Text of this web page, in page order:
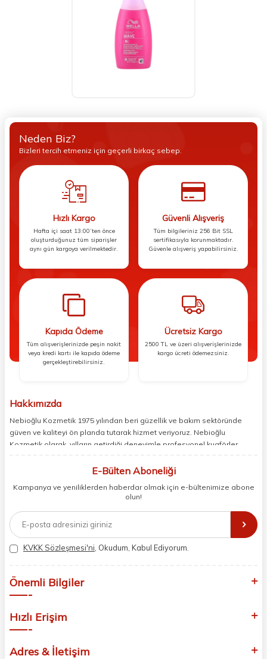
Neden Biz?
Bizleri tercih etmeniz için geçerli birkaç sebep.
Hızlı Kargo
Hafta içi saat 13:00’ten önce
oluşturduğunuz tüm siparişler
aynı gün kargoya verilmektedir.
Güvenli Alışveriş
Tüm bilgileriniz 256 Bit SSL
sertifikasıyla korunmaktadır.
Güvenle alışveriş yapabilirsiniz.
Kapıda Ödeme
Tüm alışverişlerinizde peşin nakit
veya kredi kartı ile kapıda ödeme
gerçekleştirebilirsiniz.
Ücretsiz Kargo
2500 TL ve üzeri alışverişlerinizde
kargo ücreti ödemezsiniz.
Hakkımızda
Nebioğlu Kozmetik 1975 yılından beri güzellik ve bakım sektöründe
güven ve kaliteyi ön planda tutarak hizmet veriyoruz. Nebioğlu
Kozmetik olarak, yılların getirdiği deneyimle profesyonel kuaförler,
odaklanıyoruz. Doğal içerikleri bilimsel formüllerle birleştirerek saç ve
ihtiyaçlarını dinleyerek her zaman en iyisini sunmayı hedefliyor,
yeniliyoruz. Güvenilirliğimiz, samimiyetimiz ve kaliteye olan
bağlılığımızla güzellik yolculuğunuzda yanınızdayız.
E-Bülten Aboneliği
Kampanya ve yeniliklerden haberdar olmak için e-bültenimize abone
olun!
KVKK Sözleşmesi'ni , Okudum, Kabul Ediyorum.
Önemli Bilgiler
Hızlı Erişim
Adres & İletişim